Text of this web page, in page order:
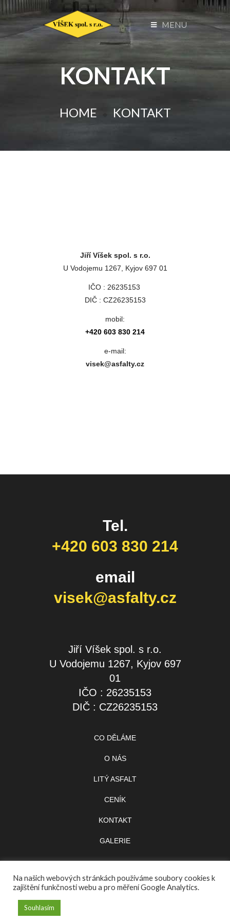
MENU
KONTAKT
HOME KONTAKT
Jiří Víšek spol. s r.o.
U Vodojemu 1267, Kyjov 697 01
IČO : 26235153
DIČ : CZ26235153
mobil:
+420 603 830 214
e-mail:
visek@asfalty.cz
Tel.
+420 603 830 214
email
visek@asfalty.cz
Jiří Víšek spol. s r.o.
U Vodojemu 1267, Kyjov 697
01
IČO : 26235153
DIČ : CZ26235153
CO DĚLÁME
O NÁS
LITÝ ASFALT
CENÍK
KONTAKT
GALERIE
Na našich webových stránkách používáme soubory cookies k
zajištění funkčnosti webu a pro měření Google Analytics.
Souhlasím